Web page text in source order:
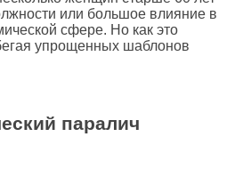
или большое влияние в
сфере. Но как это
упрощенных шаблонов
паралич